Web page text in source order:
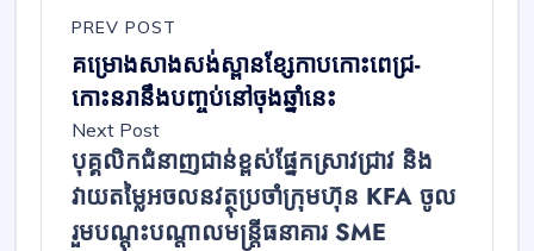
PREV POST
គម្រោងសាងសង់ស្ពានខ្សែកាបកោះពេជ្រ-
កោះនរានឹងបញ្ចប់នៅចុងឆ្នាំនេះ
Next Post
បុគ្គលិកជំនាញជាន់ខ្ពស់ផ្នែកស្រាវជ្រាវ និង
វាយតម្លៃអចលនវត្ថុប្រចាំក្រុមហ៊ុន KFA ចូល
រួមបណ្តុះបណ្តាលមន្ត្រីធនាគារ SME